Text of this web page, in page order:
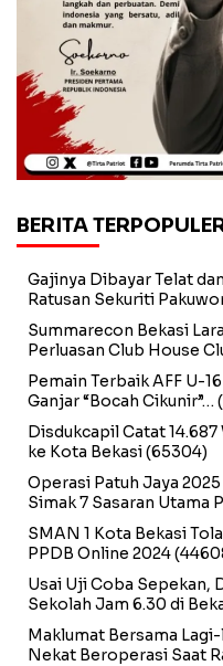
BERITA
Gajinya Dibayar Telat
Ratusan Sekuriti
Summarecon Bekasi
Perluasan Club House
Pemain Terbaik AFF U-
Ganjar “Bocah Cikunir”…
Disdukcapil Catat
ke Kota Bekasi(65304)
Operasi Patuh Jaya
Simak 7 Sasaran Utama
SMAN 1 Kota Bekasi
PPDB Online 2024
Usai Uji Coba Sepekan,
Sekolah Jam 6.30 di
Maklumat Bersama
Nekat Beroperasi Saat